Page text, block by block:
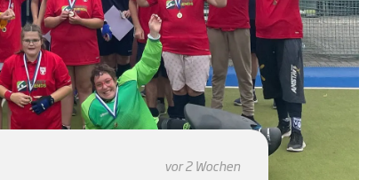
vor 2 Wochen